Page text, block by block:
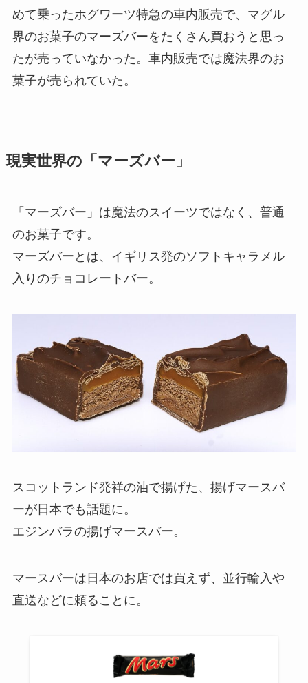
めて乗ったホグワーツ特急の車内販売で、マグル
界のお菓子のマーズバーをたくさん買おうと思っ
たが売っていなかった。車内販売では魔法界のお
菓子が売られていた。
現実世界の「マーズバー」
「マーズバー」は魔法のスイーツではなく、普通
のお菓子です。
マーズバーとは、イギリス発のソフトキャラメル
入りのチョコレートバー。
スコットランド発祥の油で揚げた、揚げマースバ
ーが日本でも話題に。
エジンバラの揚げマースバー。
マースバーは日本のお店では買えず、並行輸入や
直送などに頼ることに。